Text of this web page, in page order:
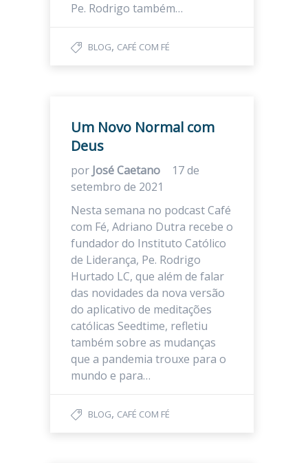
Pe. Rodrigo também…
BLOG, CAFÉ COM FÉ
Um Novo Normal com
Deus
por José Caetano
17 de
setembro de 2021
Nesta semana no podcast Café
com Fé, Adriano Dutra recebe o
fundador do Instituto Católico
de Liderança, Pe. Rodrigo
Hurtado LC, que além de falar
das novidades da nova versão
do aplicativo de meditações
católicas Seedtime, refletiu
também sobre as mudanças
que a pandemia trouxe para o
mundo e para…
BLOG, CAFÉ COM FÉ